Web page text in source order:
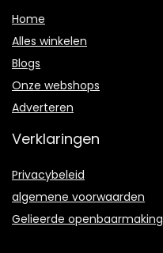
Home
Alles winkelen
Blogs
Onze webshops
Adverteren
Verklaringen
Privacybeleid
algemene voorwaarden
Gelieerde openbaarmaking